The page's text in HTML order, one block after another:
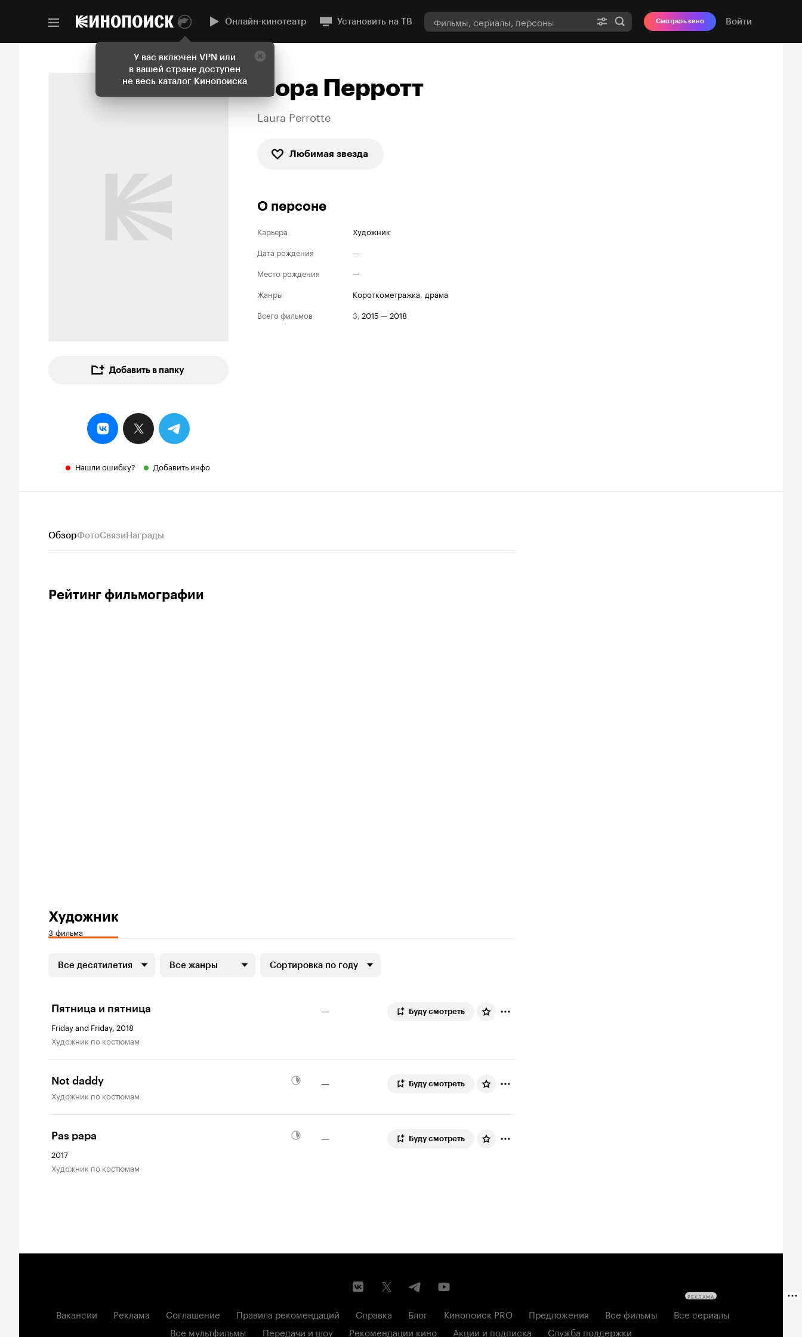
У вас включен VPN или
в вашей стране доступен
не весь каталог Кинопоиска
Онлайн-кинотеатр Установить на ТВ Смотреть кино Войти
Добавить в папку
Нашли ошибку? Добавить инфо
Лора Перротт
Laura Perrotte
Любимая звезда
О персоне
Карьера
Художник
Дата рождения
—
Место рождения
—
Жанры
короткометражка, драма
Всего фильмов
3, 2015 — 2018
ОбзорФотоСвязиНаграды
Рейтинг фильмографии
Художник
3 фильма
Все десятилетия Все жанры Сортировка по году
Пятница и пятница
Friday and Friday, 2018
Художник по костюмам
— Буду смотреть
Not daddy
Художник по костюмам
— Буду смотреть
Pas papa
2017
Художник по костюмам
— Буду смотреть
Вакансии Реклама Соглашение Правила рекомендаций Справка Блог Кинопоиск PRO Предложения Все фильмы
Все сериалы
Все мультфильмы
Передачи и шоу Рекомендации кино Акции и подписка Служба поддержки
РЕКЛАМА